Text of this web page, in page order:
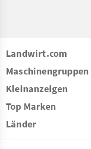
Landwirt.com
Maschinengruppen
Kleinanzeigen
Top Marken
Länder